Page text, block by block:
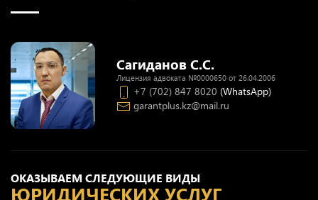
ОКАЗЫВАЕМ СЛЕДУЮЩИЕ ВИДЫ
ЮРИДИЧЕСКИХ УСЛУГ
Сагиданов С.С.
Лицензия адвоката №0000650 от 26.04.2006
+7 (702) 847 8020 (WhatsApp)
garantplus.kz@mail.ru